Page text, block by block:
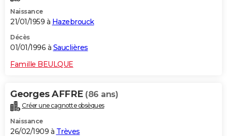
Naissance
21/01/1959 à Hazebrouck
Décès
01/01/1996 à Sauclières
Famille BEULQUE
Georges AFFRE (86 ans)
Créer une cagnotte obsèques
Naissance
26/02/1909 à Trèves